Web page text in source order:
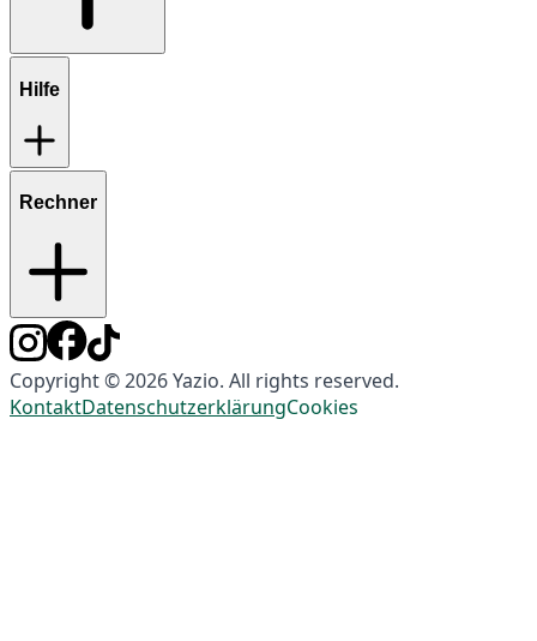
Hilfe
Rechner
Copyright © 2026 Yazio. All rights reserved.
KontaktDatenschutzerklärungCookies